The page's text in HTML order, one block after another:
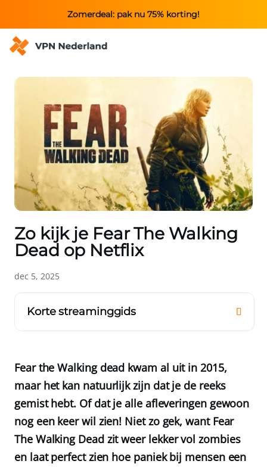
Zomerdeal: pak nu 75% korting!
Zo kijk je Fear The Walking
Dead op Netflix
dec 5, 2025
Korte streaminggids
Fear the Walking dead kwam al uit in 2015,
maar het kan natuurlijk zijn dat je de reeks
gemist hebt. Of dat je alle afleveringen gewoon
nog een keer wil zien! Niet zo gek, want Fear
The Walking Dead zit weer lekker vol zombies
en laat perfect zien hoe paniek bij mensen een